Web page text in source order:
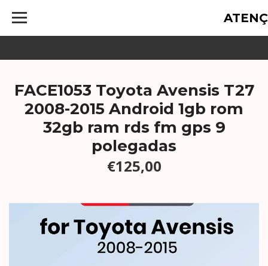
FACE1053 Toyota Avensis T27
2008-2015 Android 1gb rom
32gb ram rds fm gps 9
polegadas
€125,00